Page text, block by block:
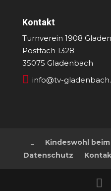
Kontakt
Turnverein 1908
Postfach 1328
35075 Gladenbach
 info@tv-
_ Kindeswohl beim
Datenschutz